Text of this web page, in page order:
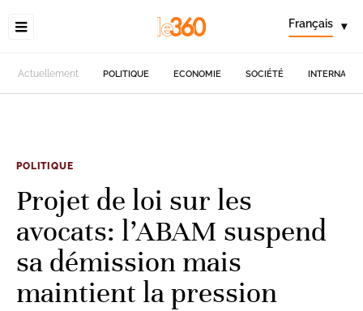
Français ▾
Actuellement POLITIQUE ECONOMIE SOCIÉTÉ
POLITIQUE
Projet de loi sur les
avocats: l’ABAM suspend
sa démission mais
maintient la pression